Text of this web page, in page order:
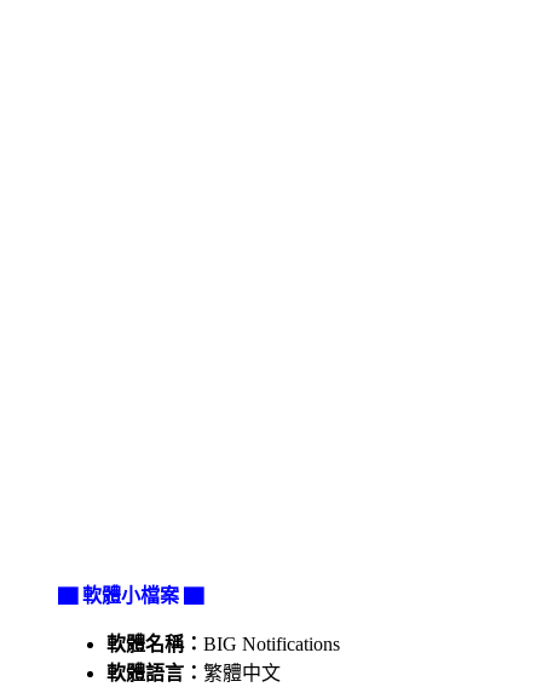
▇ 軟體小檔案 ▇
軟體名稱： BIG Notifications
軟體語言： 繁體中文